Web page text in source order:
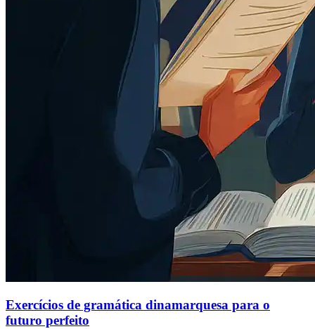
Exercícios de gramática dinamarquesa para o
futuro perfeito